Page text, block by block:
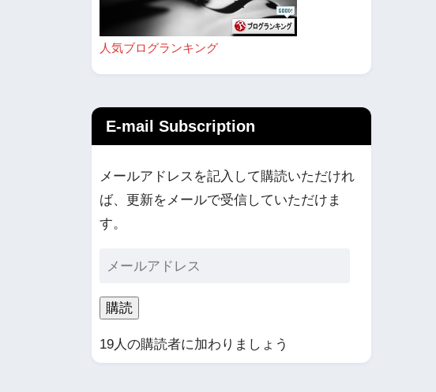
人気ブログランキング
E-mail Subscription
メールアドレスを記入して購読いただけれ
ば、更新をメールで受信していただけま
す。
購読
19人の購読者に加わりましょう